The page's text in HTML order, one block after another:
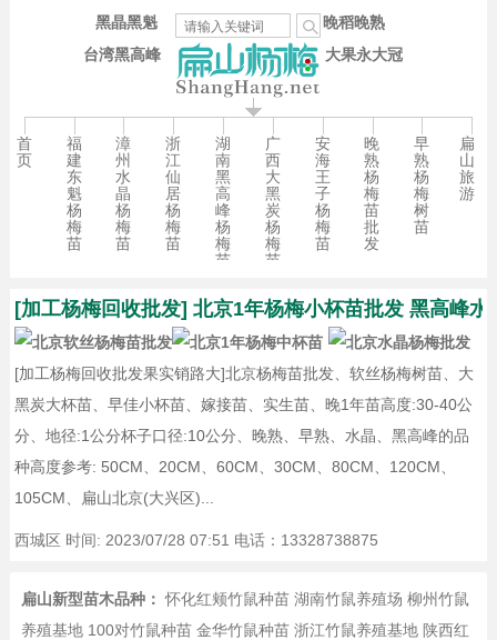
台湾黑高峰
晚稻晚熟
大果永大冠
黑晶黑魁
首
页
福
建
东
魁
杨
梅
苗
漳
州
水
晶
杨
梅
苗
浙
江
仙
居
杨
梅
苗
湖
南
黑
高
峰
杨
梅
苗
广
西
大
黑
炭
杨
梅
苗
安
海
王
子
杨
梅
苗
晚
熟
杨
梅
苗
批
发
早
熟
杨
梅
树
苗
扁
山
旅
游
[加工杨梅回收批发] 北京1年杨梅小杯苗批发 黑高峰水
[加工杨梅回收批发果实销路大]北京杨梅苗批发、软丝杨梅树苗、大
黑炭大杯苗、早佳小杯苗、嫁接苗、实生苗、晚1年苗高度:30-40公
分、地径:1公分杯子口径:10公分、晚熟、早熟、水晶、黑高峰的品
种高度参考: 50CM、20CM、60CM、30CM、80CM、120CM、
105CM、扁山北京(大兴区)...
西城区 时间: 2023/07/28 07:51 电话：13328738875
扁山新型苗木品种： 怀化红颊竹鼠种苗 湖南竹鼠养殖场 柳州竹鼠
养殖基地 100对竹鼠种苗 金华竹鼠种苗 浙江竹鼠养殖基地 陕西红